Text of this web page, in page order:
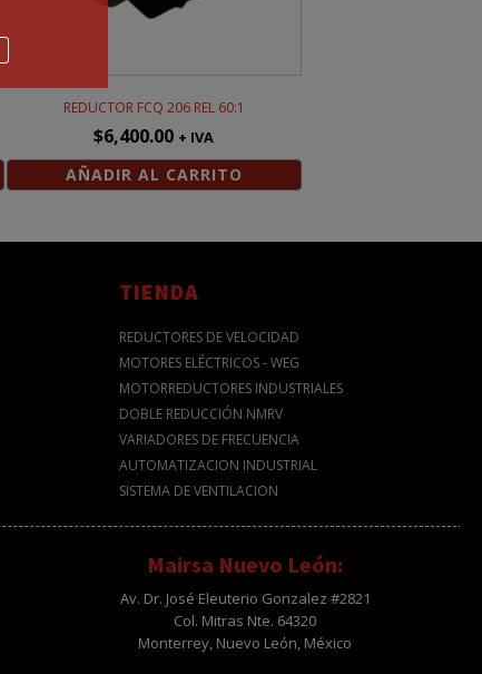
REDUCTOR FCQ 206 REL 60:1
$6,400.00 + IVA
AÑADIR AL CARRITO
TIENDA
REDUCTORES DE VELOCIDAD
MOTORES ELÉCTRICOS - WEG
MOTORREDUCTORES INDUSTRIALES
DOBLE REDUCCIÓN NMRV
VARIADORES DE FRECUENCIA
AUTOMATIZACION INDUSTRIAL
SISTEMA DE VENTILACION
Mairsa Nuevo León:
Av. Dr. José Eleuterio Gonzalez #2821
Col. Mitras Nte. 64320
Monterrey, Nuevo León, México